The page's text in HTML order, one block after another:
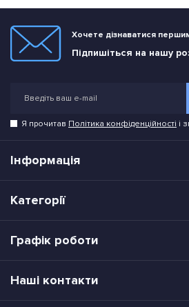
Хочете дізнаватися
Підпишіться на нашу
Я прочитав Політика конфіденційності і
Інформація
Категорії
Графік роботи
Наші контакти